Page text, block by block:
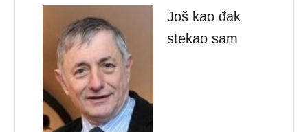
Još kao đak
stekao sam